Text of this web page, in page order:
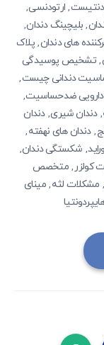
,ارتودنسی,
,بلیچینگ دندان,
های دندان,پلاک
,تشخیص پوسیدگی‌
دندانی چیست,
دارویی ضدحساسیت,
,دندان شیری,دندان‌
,دندان های نهفته,
, شکستگی دندان,
کولزر ,متخصص
, مشکلات لثه,مینای